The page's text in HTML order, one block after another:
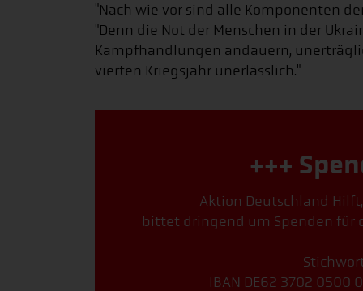
"Nach wie vor sind alle Komponenten
"Denn die Not der Menschen in der
Kampfhandlungen andauern,
vierten Kriegsjahr unerlässlich."
+++
Aktion Deutschland
bittet dringend um Spenden für
IBAN DE62 3702 0500